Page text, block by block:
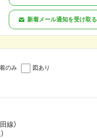
新着メール通知を受け取る
のみ 図あり
線）